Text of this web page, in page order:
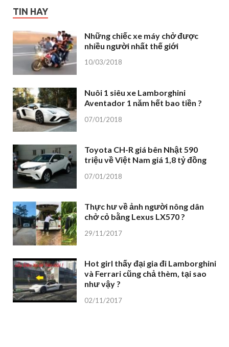
TIN HAY
Những chiếc xe máy chở được
nhiều người nhất thế giới
10/03/2018
Nuôi 1 siêu xe Lamborghini
Aventador 1 năm hết bao tiền ?
07/01/2018
Toyota CH-R giá bên Nhật 590
triệu về Việt Nam giá 1,8 tỷ đồng
07/01/2018
Thực hư về ảnh người nông dân
chở cỏ bằng Lexus LX570 ?
29/11/2017
Hot girl thấy đại gia đi Lamborghini
và Ferrari cũng chả thèm, tại sao
như vậy ?
02/11/2017